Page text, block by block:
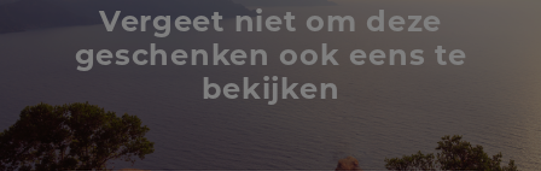
Vergeet niet om deze
geschenken ook eens te
bekijken